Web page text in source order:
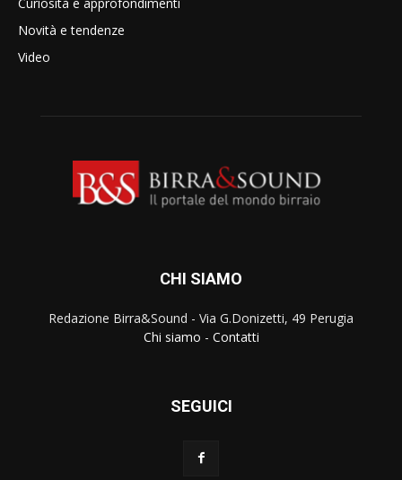
Novità e tendenze
Video
CHI SIAMO
Redazione Birra&Sound - Via G.Donizetti, 49 Perugia
Chi siamo - Contatti
SEGUICI